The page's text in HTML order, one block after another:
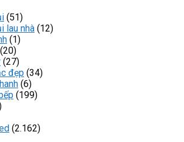
(51)
lau nhà (12)
(1)
(20)
(27)
đẹp (34)
(6)
(199)
(2.162)